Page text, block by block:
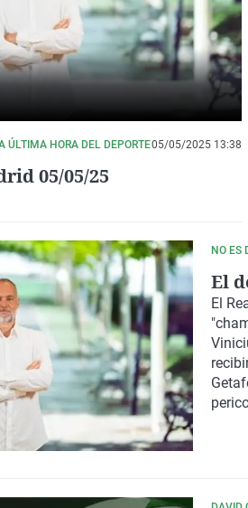
ÚLTIMA HORA DEL DEPORTE05/05/2025 13:38
05/05/25
NO ES
El
El